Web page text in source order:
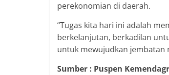
perekonomian di daerah.
“Tugas kita hari ini adalah
berkelanjutan, berkadilan
untuk mewujudkan jembatan
Sumber : Puspen